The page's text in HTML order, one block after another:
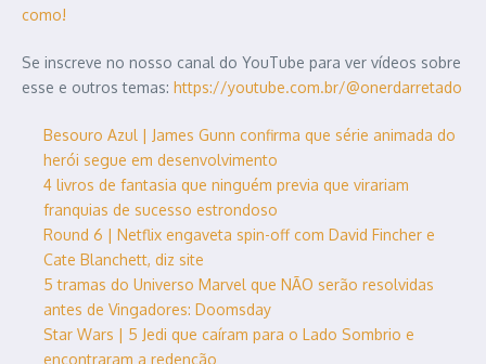
como!
Se inscreve no nosso canal do YouTube para ver vídeos sobre
esse e outros temas: https://youtube.com.br/@onerdarretado
Besouro Azul | James Gunn confirma que série animada do
herói segue em desenvolvimento
4 livros de fantasia que ninguém previa que virariam
franquias de sucesso estrondoso
Round 6 | Netflix engaveta spin-off com David Fincher e
Cate Blanchett, diz site
5 tramas do Universo Marvel que NÃO serão resolvidas
antes de Vingadores: Doomsday
Star Wars | 5 Jedi que caíram para o Lado Sombrio e
encontraram a redenção